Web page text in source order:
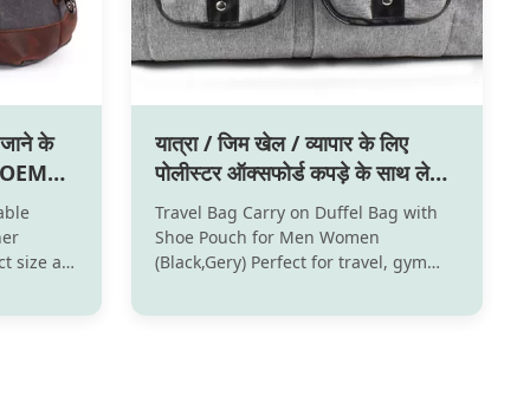
के
size as
roomy,
यात्रा / जिम खेल / व्यापार के लिए
पोलीस्टर ऑक्सफोर्ड कपड़े के साथ ले
जाने वाले डफेल बैग
Travel Bag Carry on Duffel Bag with
Shoe Pouch for Men Women
(Black,Gery) Perfect for travel, gym
waterproof & tear-resistant 3 Capicaty